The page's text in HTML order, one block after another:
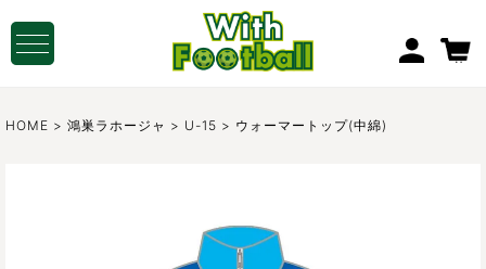
HOME 鴻巣ラホージャ U-15 ウォーマートップ(中綿)